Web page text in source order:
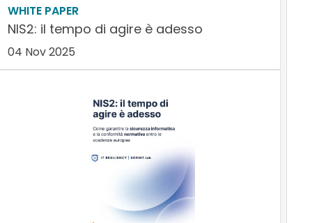
WHITE PAPER
NIS2: il tempo di agire è adesso
04 Nov 2025